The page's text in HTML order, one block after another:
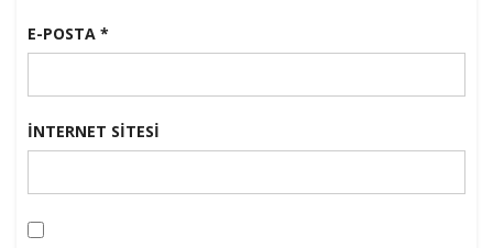
E-POSTA *
İNTERNET SITESI